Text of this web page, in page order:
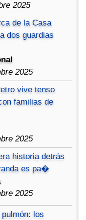
2025
de la Casa
dos guardias
2025
vive tenso
familias de
2025
historia detrás
es pa�
2025
los